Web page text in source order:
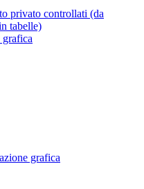
privato controllati (da
tabelle)
grafica
grafica